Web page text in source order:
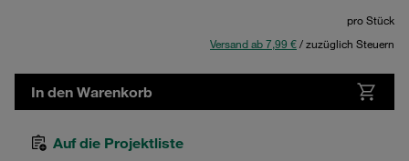
pro Stück
Versand ab 7,99 €/ zuzüglich Steuern
In den Warenkorb
Auf die Projektliste